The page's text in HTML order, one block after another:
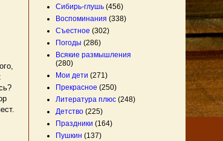
Сибирь-глушь (456)
Воспоминания (338)
Съестное (302)
Погоды (286)
Всякие размышления
(280)
Мои дети (271)
Прекрасное (250)
Литература плюс (248)
Детство (225)
Праздники (164)
Пушкин (137)